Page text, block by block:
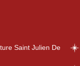
Saint Julien De